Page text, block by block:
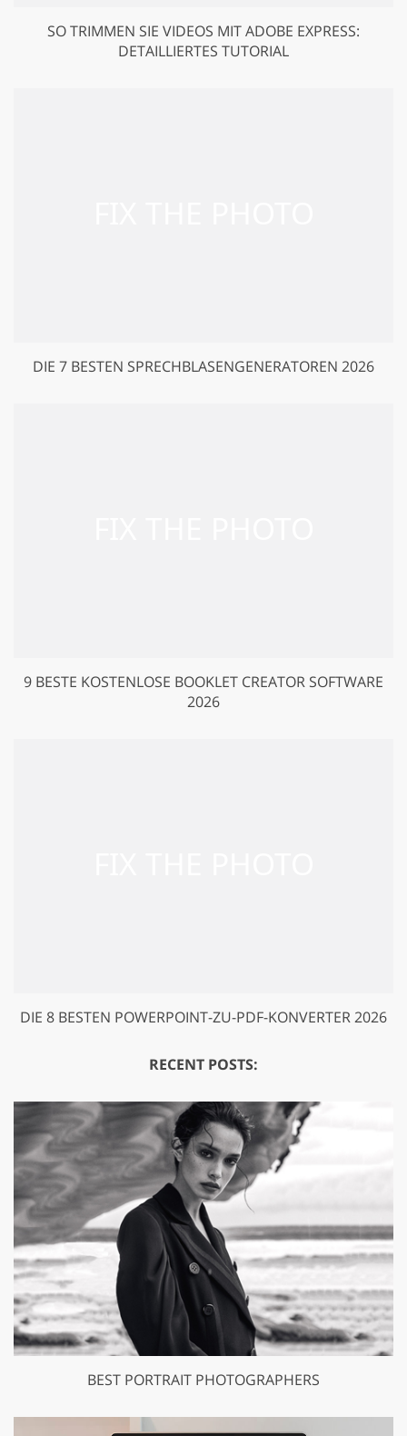
SO TRIMMEN SIE VIDEOS MIT ADOBE EXPRESS:
DETAILLIERTES TUTORIAL
DIE 7 BESTEN SPRECHBLASENGENERATOREN 2026
9 BESTE KOSTENLOSE BOOKLET CREATOR SOFTWARE
2026
DIE 8 BESTEN POWERPOINT-ZU-PDF-KONVERTER 2026
RECENT POSTS:
BEST PORTRAIT PHOTOGRAPHERS